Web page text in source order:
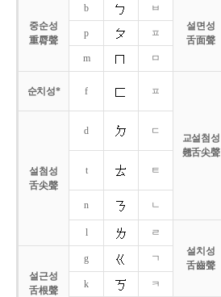
중순성
重脣聲
b
ㅂ
설면성
舌面聲
p ㅍ
m ㅁ
순치성* f ㅍ
교설첨성
翹舌尖聲
설첨성
舌尖聲
d ㄷ
t ㅌ
n ㄴ
l
ㄹ
설치성
舌齒聲
설근성
舌根聲
g ㄱ
k ㅋ